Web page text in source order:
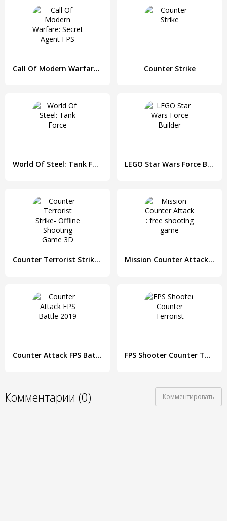
Call Of Modern Warfare: Secret Agent FPS Counter Strike
World Of Steel: Tank Force LEGO Star Wars Force Builder
Counter Terrorist Strike- Offline Shooting Game 3D Mission Counter Attack : free shooting game
Counter Attack FPS Battle 2019 FPS Shooter Counter Terrorist
Комментарии (0) Комментировать